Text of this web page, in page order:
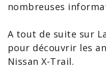
nombreuses
A tout de suite sur
pour découvrir les
Nissan X-Trail.